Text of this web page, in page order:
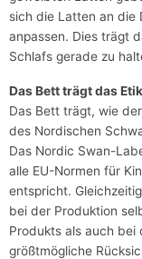
sich die Latten an die
anpassen. Dies trägt
Schlafs gerade zu
Das Bett trägt das
Das Bett trägt, wie
des Nordischen
Das Nordic Swan-
alle EU-Normen für
entspricht.
bei der Produktion
Produkts als auch bei
größtmögliche